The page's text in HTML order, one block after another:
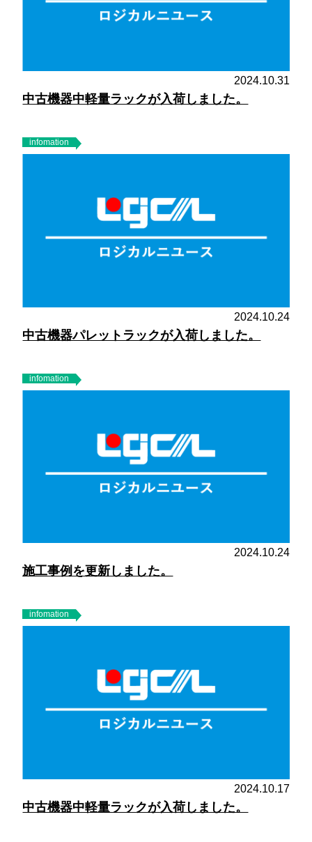
2024.10.31
中古機器中軽量ラックが入荷しました。
infomation
2024.10.24
中古機器パレットラックが入荷しました。
infomation
2024.10.24
施工事例を更新しました。
infomation
2024.10.17
中古機器中軽量ラックが入荷しました。